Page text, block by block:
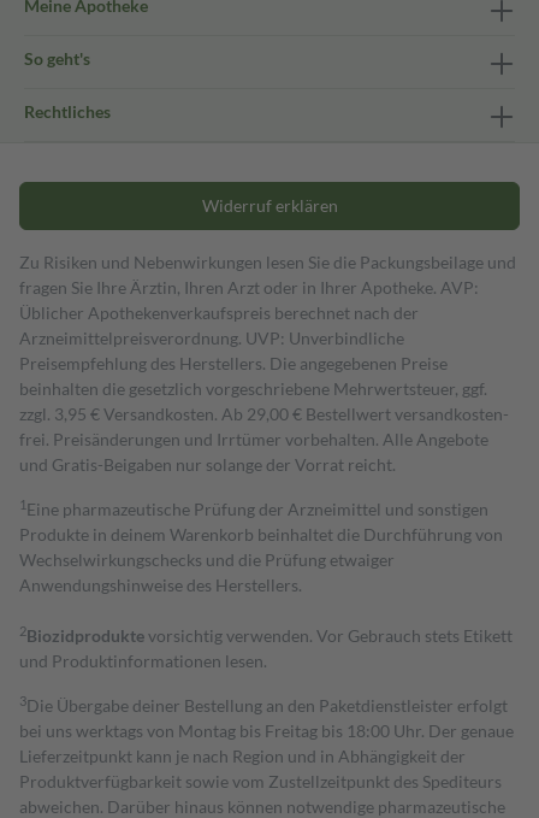
Meine Apotheke
So geht's
Rechtliches
Widerruf erklären
Zu Risiken und Nebenwirkungen lesen Sie die Packungsbeilage und
fragen Sie Ihre Ärztin, Ihren Arzt oder in Ihrer Apotheke. AVP:
Üblicher Apothekenverkaufspreis berechnet nach der
Arzneimittelpreisverordnung. UVP: Unverbindliche
Preisempfehlung des Herstellers. Die angegebenen Preise
beinhalten die gesetzlich vorgeschriebene Mehrwertsteuer, ggf.
zzgl. 3,95 € Versandkosten. Ab 29,00 € Bestell­wert versand­kosten­
frei. Preisänderungen und Irrtümer vorbehalten. Alle Angebote
und Gratis-Beigaben nur solange der Vorrat reicht.
1 Eine pharmazeutische Prüfung der Arzneimittel und sonstigen
Produkte in deinem Warenkorb beinhaltet die Durchführung von
Wechselwirkungschecks und die Prüfung etwaiger
Anwendungshinweise des Herstellers.
2Biozidproduktevorsichtig verwenden. Vor Gebrauch stets Etikett
und Produktinformationen lesen.
3Die Übergabe deiner Bestellung an den Paketdienstleister erfolgt
bei uns werktags von Montag bis Freitag bis 18:00 Uhr. Der genaue
Lieferzeitpunkt kann je nach Region und in Abhängigkeit der
Produktverfügbarkeit sowie vom Zustellzeitpunkt des Spediteurs
abweichen. Darüber hinaus können notwendige pharmazeutische